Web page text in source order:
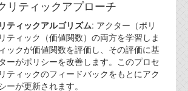
フォーム
リティックアプローチ
ティックアルゴリズム: アクター（ポリ
ティック（価値関数）の両方を学習しま
ックが価値関数を評価し、その評価に基
ーがポリシーを改善します。このプロセ
ティックのフィードバックをもとにアク
ーが更新されます。